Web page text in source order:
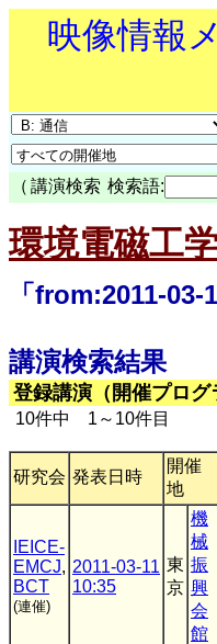
映像情報
（ 講演検索 検索語:
環境電磁工
「from:2011-
講演検索結果
登録講演（開催プログ
10件中 1～10件目
研究会 発表日時
開催
地
IEICE-
EMCJ,
BCT
(連催)
2011-03-11
10:35
東
京
機
械
振
興
会
館